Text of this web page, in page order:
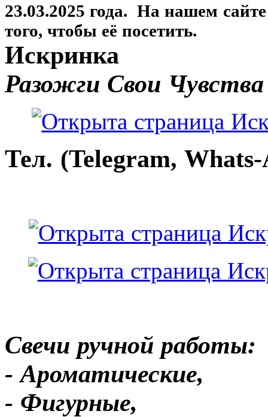
23.03.2025 года. На нашем
того, чтобы её посетить.
Искринка
Разожги Свои Чувства
Тел. (Telegram,
Свечи ручной работы:
- Ароматические,
- Фигурные,